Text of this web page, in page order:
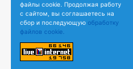
файлы cookie. Продолжая работу
с сайтом, вы соглашаетесь на
сбор и последующую обработку
файлов cookie.